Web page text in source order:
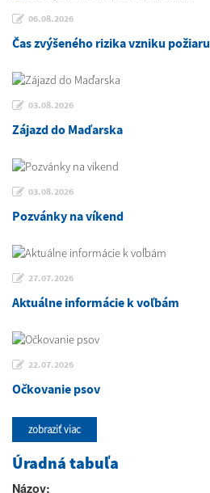
06.08.2026
Čas zvýšeného rizika vzniku požiaru
03.08.2026
Zájazd do Maďarska
03.08.2026
Pozvánky na víkend
27.07.2026
Aktuálne informácie k voľbám
22.07.2026
Očkovanie psov
zobraziť viac
Úradná tabuľa
Názov: